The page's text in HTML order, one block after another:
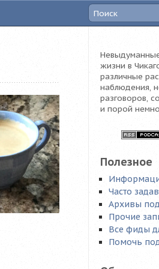
жизни в
различные
наблюдения,
разговоров,
и порой
Полезное
Часто
Архивы
Прочие
Все фиды
Помочь